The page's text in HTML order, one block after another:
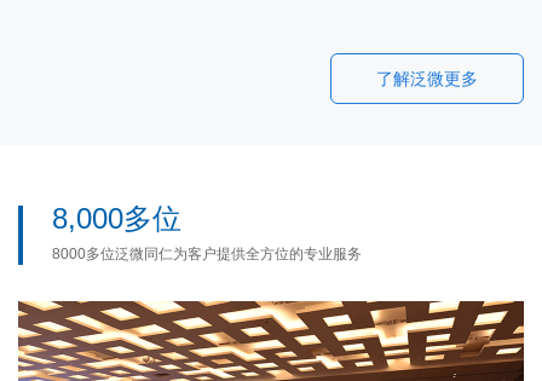
了解泛微更多
8,000多位
8000多位泛微同仁为客户提供全方位的专业服务